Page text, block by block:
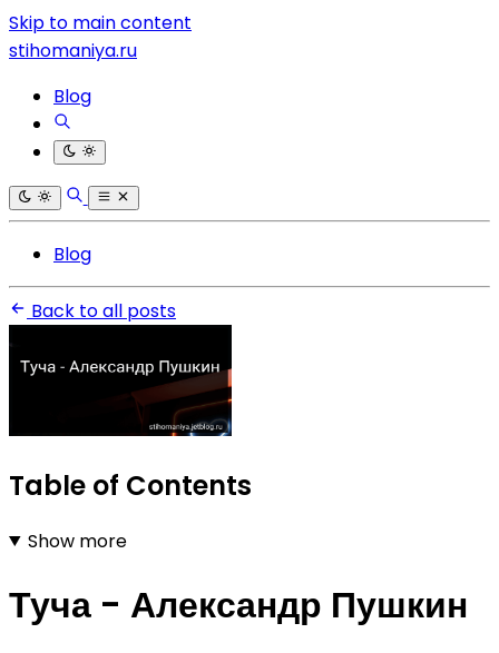
Skip to main content
stihomaniya.ru
Blog
Blog
Back to all posts
Table of Contents
Show more
Туча - Александр Пушкин